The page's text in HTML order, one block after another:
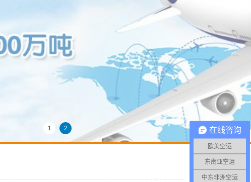
1 2 在线咨询
欧美空运
东南亚空运
中东非洲空运